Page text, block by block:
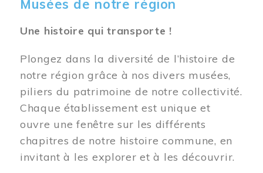
Musées de notre région
Une histoire qui transporte !
Plongez dans la diversité de l’histoire de
notre région grâce à nos divers musées,
piliers du patrimoine de notre collectivité.
Chaque établissement est unique et
ouvre une fenêtre sur les différents
chapitres de notre histoire commune, en
invitant à les explorer et à les découvrir.